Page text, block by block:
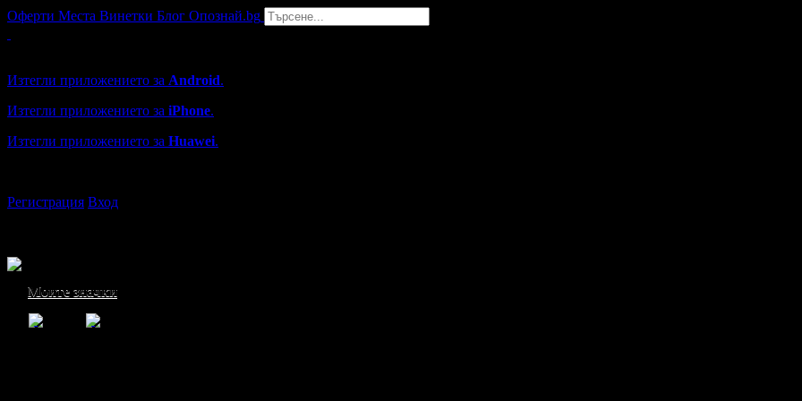
Оферти Места Винетки Блог Опознай.bg
Изтегли приложението за Android.
Изтегли приложението за iPhone.
Изтегли приложението за Huawei.
Регистрация Вход
Моите значки